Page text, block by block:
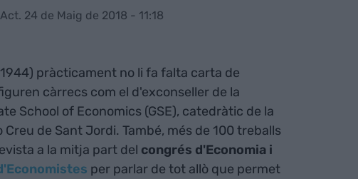
Act. 24 de Maig de 2018 - 11:18
pràcticament no li fa falta carta de
càrrecs com el d'exconseller de la
School of Economics (GSE), catedràtic de la
de Sant Jordi. També, més de 100 treballs
a la mitja part del congrés d'Economia i
per parlar de tot allò que permet